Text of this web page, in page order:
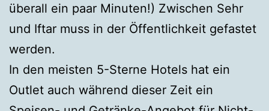
überall ein paar Minuten!) Zwischen Sehr
und Iftar muss in der Öffentlichkeit gefastet
werden.
In den meisten 5-Sterne Hotels hat ein
Outlet auch während dieser Zeit ein